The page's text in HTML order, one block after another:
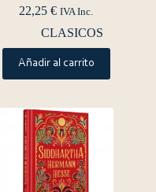
22,25€ IVA Inc.
CLASICOS
Añadir al carrito